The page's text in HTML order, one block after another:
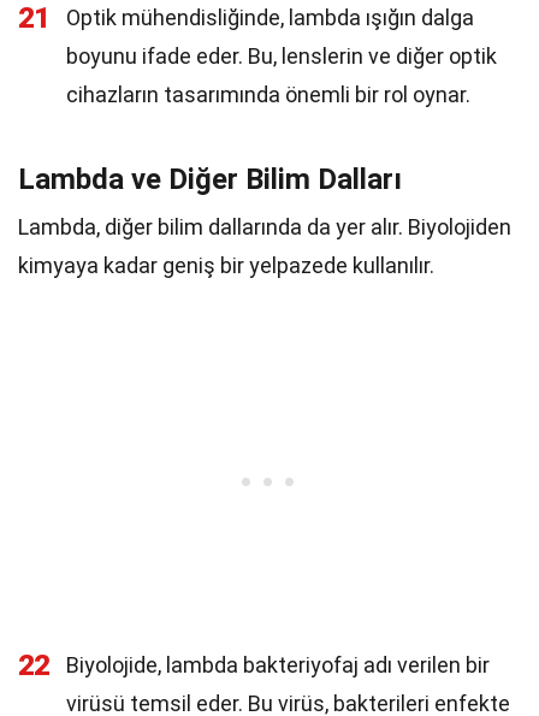
21
Optik mühendisliğinde, lambda ışığın dalga
boyunu ifade eder. Bu, lenslerin ve diğer optik
cihazların tasarımında önemli bir rol oynar.
Lambda ve Diğer Bilim Dalları
Lambda, diğer bilim dallarında da yer alır. Biyolojiden
kimyaya kadar geniş bir yelpazede kullanılır.
22
Biyolojide, lambda bakteriyofaj adı verilen bir
virüsü temsil eder. Bu virüs, bakterileri enfekte